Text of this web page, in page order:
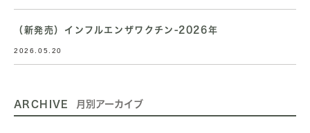
（新発売）インフルエンザワクチン-2026年
2026.05.20
ARCHIVE 月別アーカイブ